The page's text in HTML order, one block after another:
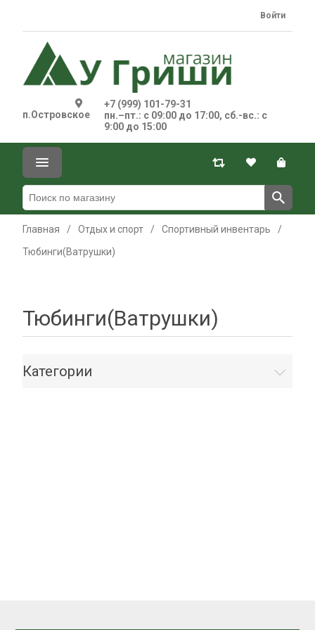
п.Островское
+7 (999) 101-79-31
пн.–пт.: с 09:00 до 17:00, сб.-вс.: с
9:00 до 15:00
Войти
Главная / Отдых и спорт / Спортивный инвентарь
/
Тюбинги(Ватрушки)
Тюбинги(Ватрушки)
Категории